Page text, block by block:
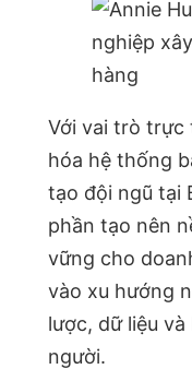
Với vai trò trực
hóa hệ thống
tạo đội ngũ tại
phần tạo nên
vững cho
vào xu hướng
lược, dữ liệu
người.